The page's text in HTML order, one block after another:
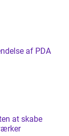
af PDA
at skabe